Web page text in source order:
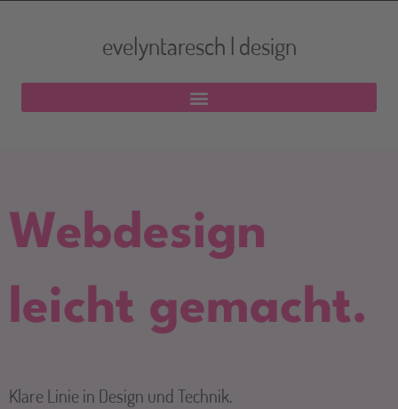
evelyntaresch | design
Webdesign
leicht gemacht.
Klare Linie in Design und Technik.